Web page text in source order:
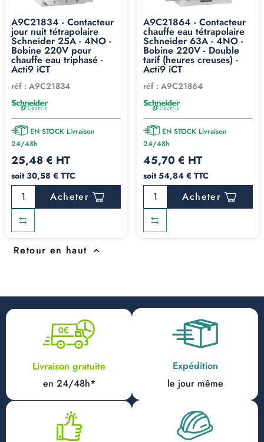
A9C21834 - Contacteur
jour nuit tétrapolaire
Schneider 25A - 4NO -
Bobine 220V pour
chauffe eau triphasé -
Acti9 iCT
réf : A9C21834
EN STOCK Livraison
24/48h
25,48 € HT
soit 30,58 € TTC
Acheter
A9C21864 - Contacteur
chauffe eau tétrapolaire
Schneider 63A - 4NO -
Bobine 220V - Double
tarif (heures creuses) -
Acti9 iCT
réf : A9C21864
EN STOCK Livraison
24/48h
45,70 € HT
soit 54,84 € TTC
Acheter
Retour en haut 
Livraison gratuite
en 24/48h*
Expédition
le jour même